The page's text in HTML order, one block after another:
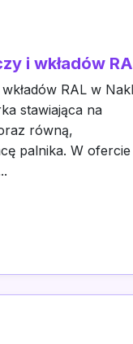
i wkładów
RAL w
stawiająca na
równą,
palnika. W ofercie